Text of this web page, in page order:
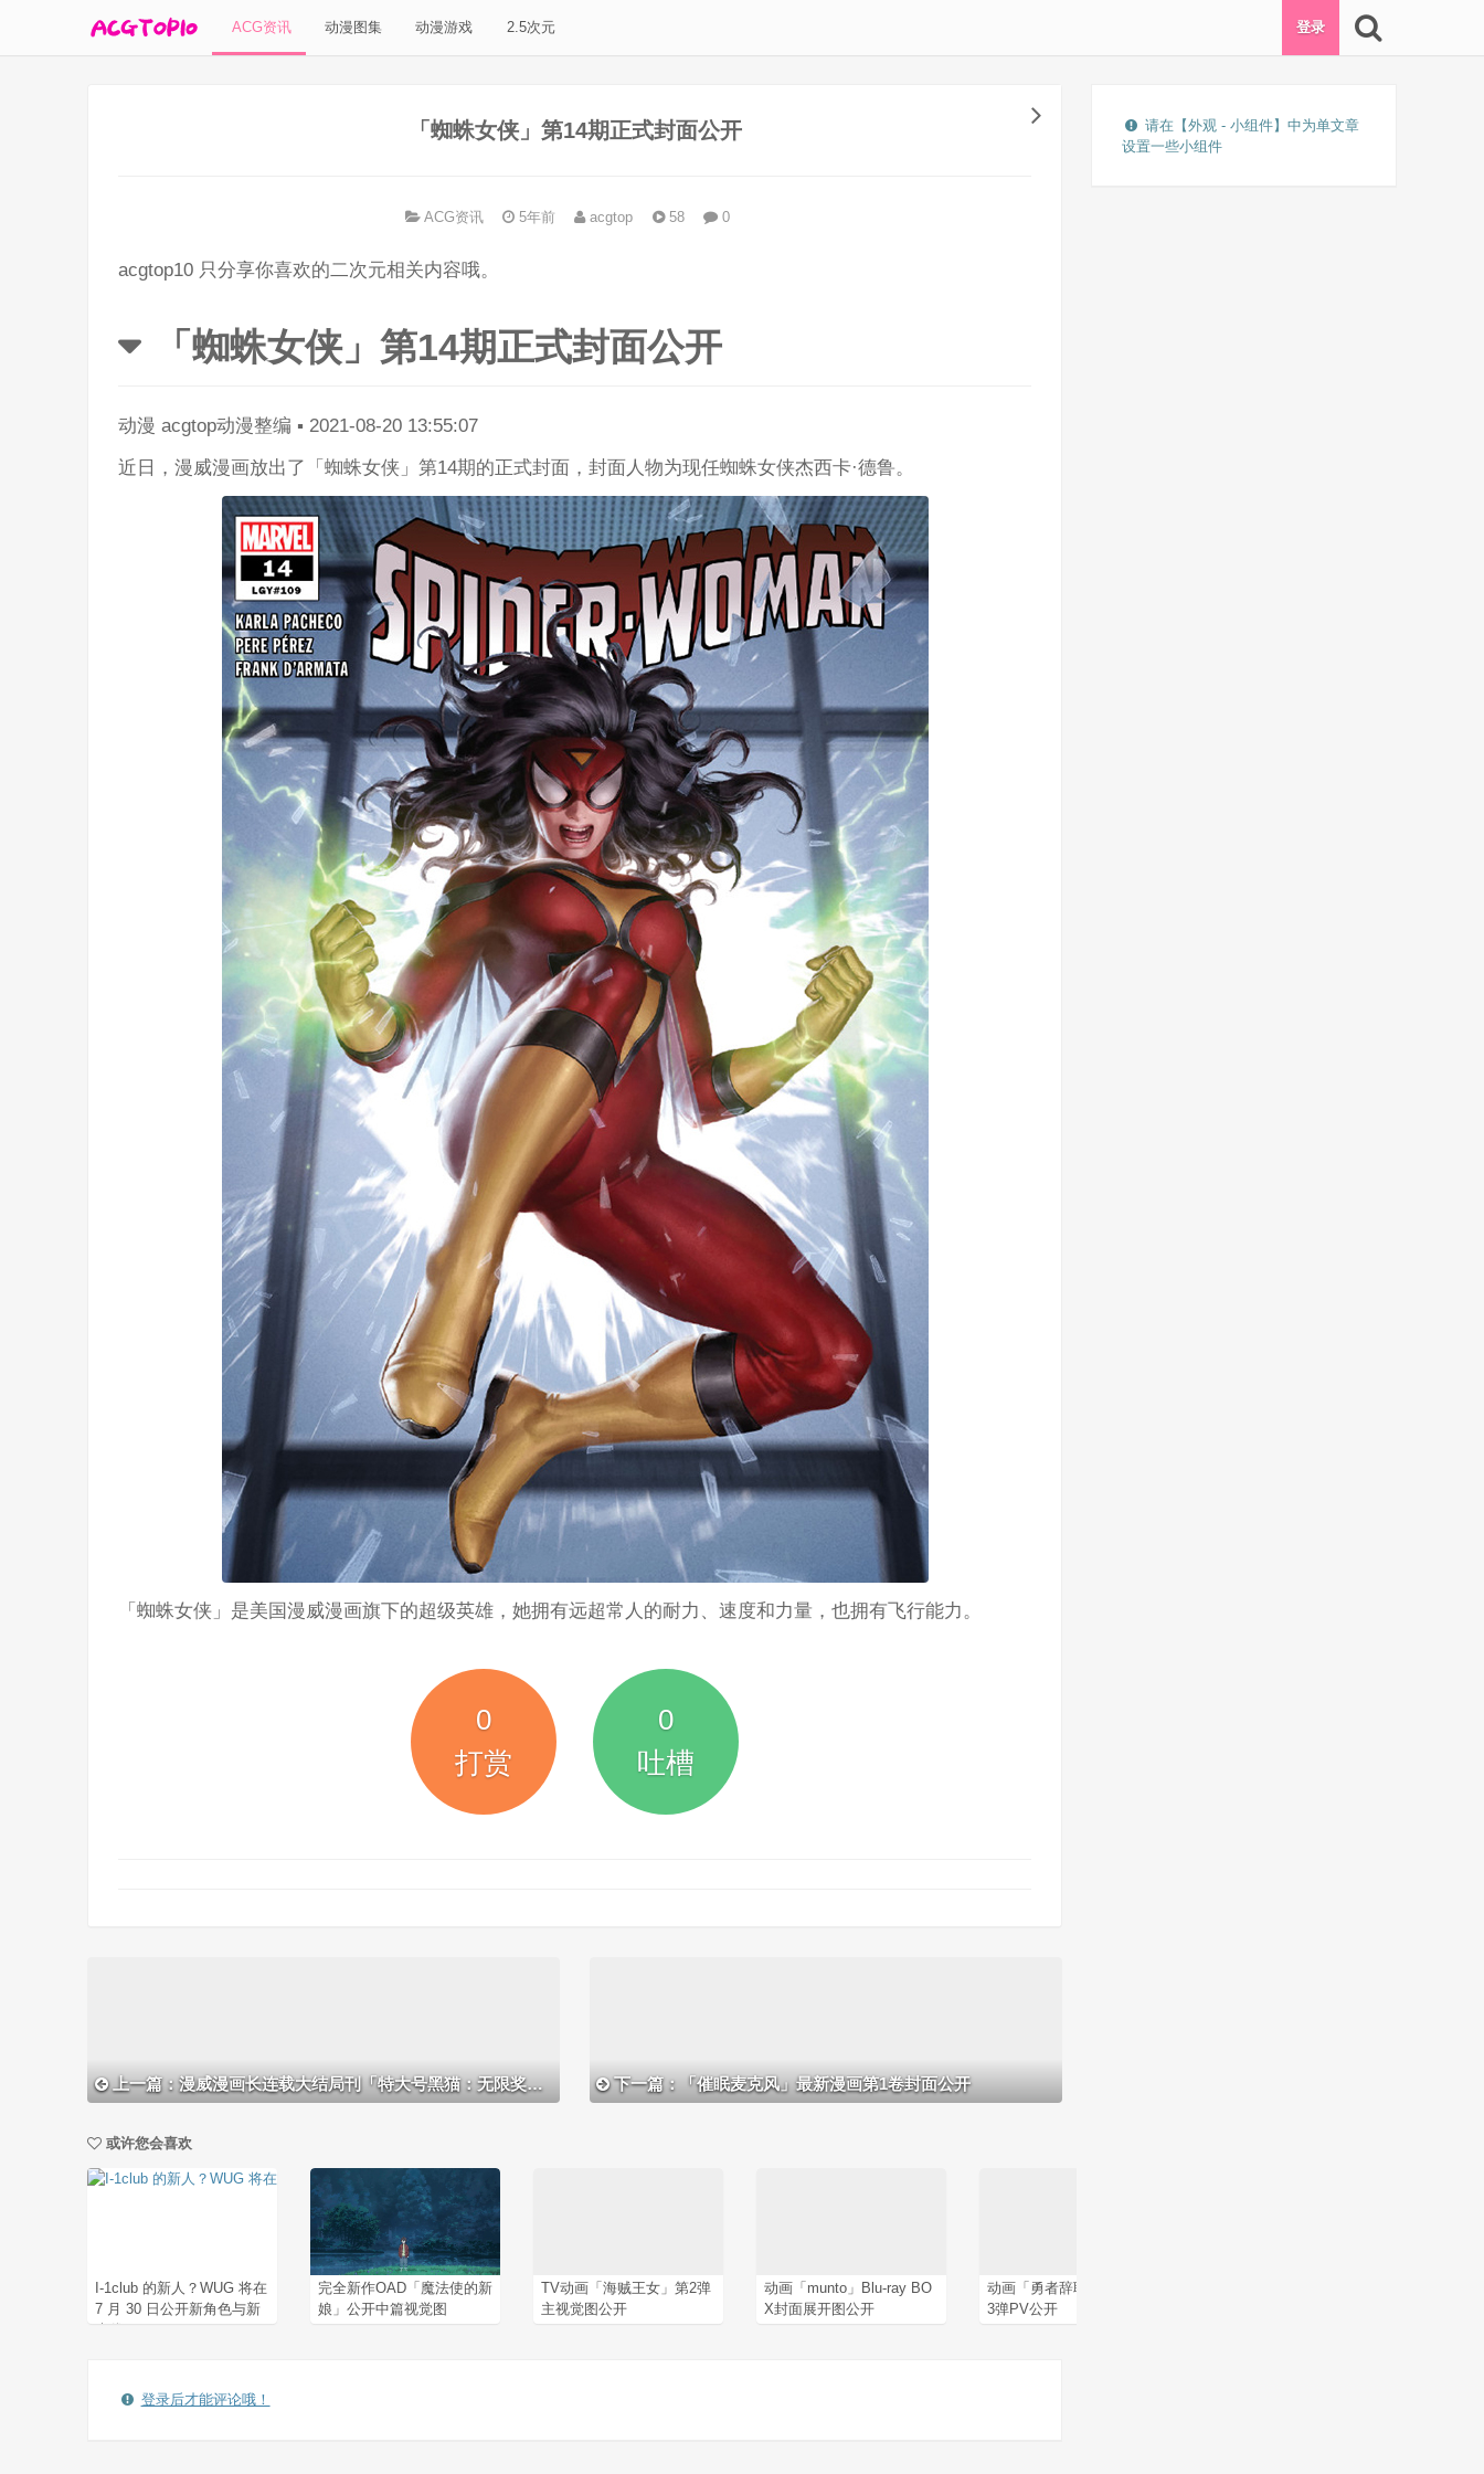
ACG资讯 动漫图集 动漫游戏 2.5次元 登录
「蜘蛛女侠」第14期正式封面公开
ACG资讯 5年前 acgtop 58 0
acgtop10 只分享你喜欢的二次元相关内容哦。
「蜘蛛女侠」第14期正式封面公开
动漫 acgtop动漫整编 ▪ 2021-08-20 13:55:07
近日，漫威漫画放出了「蜘蛛女侠」第14期的正式封面，封面人物为现任蜘蛛女侠杰西卡·德鲁。
「蜘蛛女侠」是美国漫威漫画旗下的超级英雄，她拥有远超常人的耐力、速度和力量，也拥有飞行能力。
0
打赏
0
吐槽
上一篇：漫威漫画长连载大结局刊「特大号黑猫：无限奖赏」信息公开 下一篇：「催眠麦克风」最新漫画第1卷封面公开
或许您会喜欢
I-1club 的新人？WUG 将在
7 月 30 日公开新角色与新
完全新作OAD「魔法使的新
娘」公开中篇视觉图
TV动画「海贼王女」第2弹
主视觉图公开
动画「munto」Blu-ray BO
X封面展开图公开
动画「勇者辞职不干了」第
3弹PV公开
登录后才能评论哦！
请在【外观 - 小组件】中为单文章
设置一些小组件